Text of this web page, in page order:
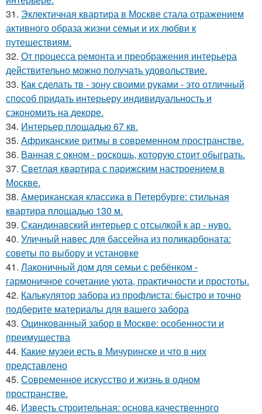
31. Эклектичная квартира в Москве стала отражением
активного образа жизни семьи и их любви к
путешествиям.
32. От процесса ремонта и преображения интерьера
действительно можно получать удовольствие.
33. Как сделать тв - зону своими руками - это отличный
способ придать интерьеру индивидуальность и
сэкономить на декоре.
34. Интерьер площадью 67 кв.
35. Африканские ритмы в современном пространстве.
36. Ванная с окном - роскошь, которую стоит обыграть.
37. Светлая квартира с парижским настроением в
Москве.
38. Американская классика в Петербурге: стильная
квартира площадью 130 м.
39. Скандинавский интерьер с отсылкой к ар - нуво.
40. Уличный навес для бассейна из поликарбоната:
советы по выбору и установке
41. Лаконичный дом для семьи с ребёнком -
гармоничное сочетание уюта, практичности и простоты.
42. Калькулятор забора из профлиста: быстро и точно
подберите материалы для вашего забора
43. Оцинкованный забор в Москве: особенности и
преимущества
44. Какие музеи есть в Мичуринске и что в них
представлено
45. Современное искусство и жизнь в одном
пространстве.
46. Известь строительная: основа качественного